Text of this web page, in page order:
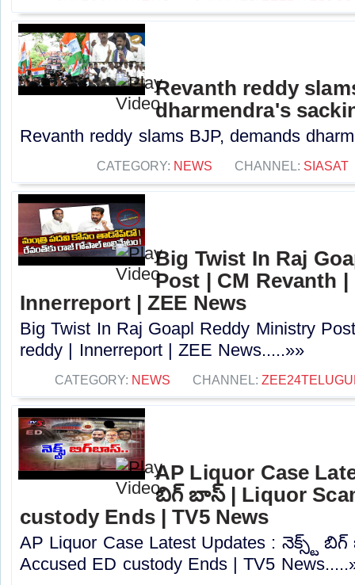
Revanth reddy
dharmendra's
Revanth reddy slams BJP, demands
CATEGORY: NEWS CHANNEL: SIASAT
Big Twist In Raj
Post | CM Revanth
Innerreport | ZEE News
Big Twist In Raj Goapl Reddy Ministry
reddy | Innerreport | ZEE News.....»»
CATEGORY: NEWS CHANNEL:
AP Liquor Case
బిగ్ బాస్ | Liquor
custody Ends | TV5 News
AP Liquor Case Latest Updates : నెక్స్ట్
Accused ED custody Ends | TV5